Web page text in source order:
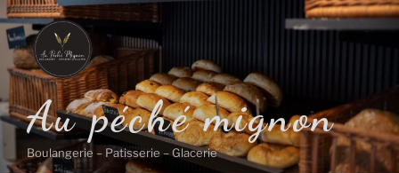
Aller
au
contenu
principal
Au péché mignon
Boulangerie – Patisserie – Glacerie